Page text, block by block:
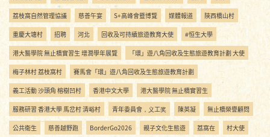
荔枝窩自然管理協議 慈善午宴 S+高峰會暨博覽 媒體報道 陝西橋山村
重慶大塘村 招聘 河北 回收及可持續旅遊教育大使 #恒生大學
港大醫學院 無止橋實習生 增潤學年展覽 「環」遊八角回收及生態旅遊教育計劃 大使
梅子林村 荔枝窩村 賽馬會「環」遊八角回收及生態旅遊教育計劃
義工活動 沙頭角 榕樹凹村 香港中文大學 港大醫學院 無止橋實習生
服務研習 香港大學 馬岔村 清峪村 青年委員會，义工奖 陳英凝 無止橋榮譽顧問
公共衛生 慈善越野跑 BorderGo2026 親子文化生態遊 荔窩在 村大使